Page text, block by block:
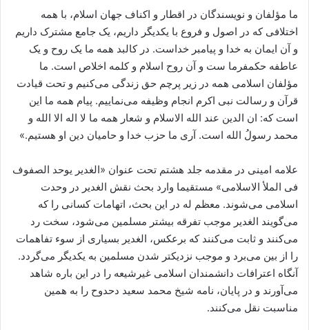
ما مؤلفان و نویسندگان در اقطار و اکناف جهان اسلام، با همه
اختلافی که در اصول و فروع با یکدیگر داریم، یک جامع مشترک داریم
و آن ایمان به خدا و پیامبر خداست. در کالبد همه ما یک روح و یک
عاطفه حکمفرما ست و آن روح اسلام و کلمه اخلاص است. ما
مؤلفان اسلامی همه در زیر پرچم حق زندگی می‌کنیم و تحت قیادت
قرآن و رسالت نبی اکرم انجام وظیفه می‌نماییم. پیام همه ما این
است که: ان الدین عند الله الاسلام و شعار همه ما لا اله الا الله و
محمد رسولُ الله است. آری ما حزب خدا و حامیان دین او هستیم.»
علامه امینی در مقدمه جلد هشتم تحت عنوان «الغدیر یوحد الصفوف
فی الملأ الاسلامی» مستقیما وارد بحث نقش الغدیر در وحدت
اسلامی می‌شوند. معظم له در این بحث، اتهامات کسانی را که
می‌گویند الغدیر موجب تفرقه بیشتر مسلمین می‌شود، سخت رد
می‌کنند و ثابت می‌کنند که برعکس، الغدیر بسیاری از سوء تفاهمات
را از بین می‌برد و موجب نزدیکتر شدن مسلمین به یکدیگر می‌گردد.
آنگاه اعترافات دانشمندان اسلامی غیرشیعه را در این باره شاهد
می‌آورند و در پایان، نامه شیخ محمد سعید دحدوح را به همین
مناسبت نقل می‌کنند.